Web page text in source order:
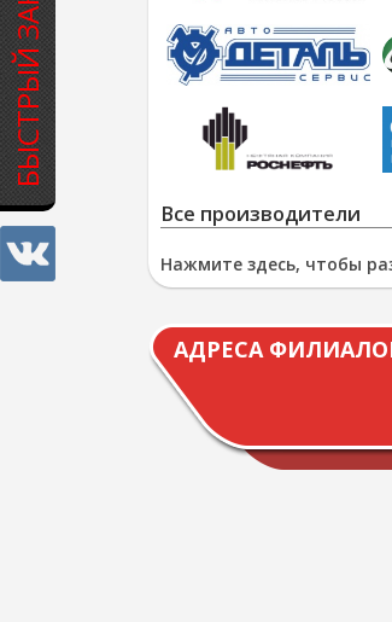
БЫСТРЫЙ ЗАКАЗ
Все производители
Нажмите здесь, чтобы
АДРЕСА